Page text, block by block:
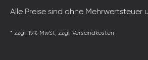
Alle Preise sind ohne Mehrwertsteuer
* zzgl. 19% MwSt, zzgl. Versandkosten